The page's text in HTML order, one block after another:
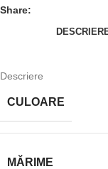
Share:
Descriere
CULOARE
MĂRIME